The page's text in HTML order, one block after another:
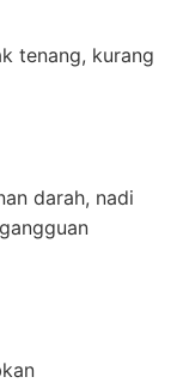
tenang, kurang
darah, nadi